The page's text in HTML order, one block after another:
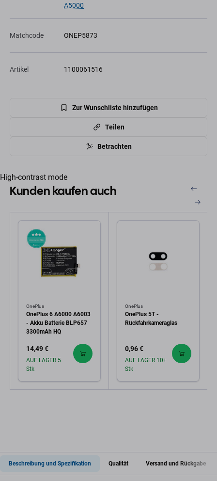
A5000
Matchcode ONEP5873
Artikel 1100061516
Zur Wunschliste hinzufügen
Teilen
Betrachten
High-contrast mode
Kunden kaufen auch
OnePlus
OnePlus 6 A6000 A6003
- Akku Batterie BLP657
3300mAh HQ
14,49 €
AUF LAGER 5
Stk
OnePlus
OnePlus 5T -
Rückfahrkameraglas
0,96 €
AUF LAGER 10+
Stk
Beschreibung und Spezifikation Qualität Versand und Rückgabe